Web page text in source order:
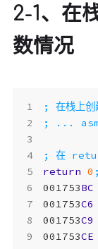
2-1、在
数情况
return 0
001753BC
001753C6
001753C9
001753CE